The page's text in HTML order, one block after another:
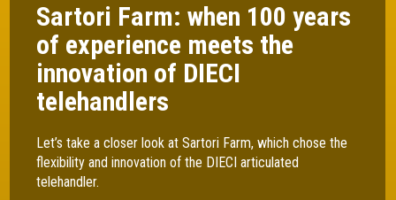
Sartori Farm: when 100 years
of experience meets the
innovation of DIECI
telehandlers
Let’s take a closer look at Sartori Farm, which chose the
flexibility and innovation of the DIECI articulated
telehandler.